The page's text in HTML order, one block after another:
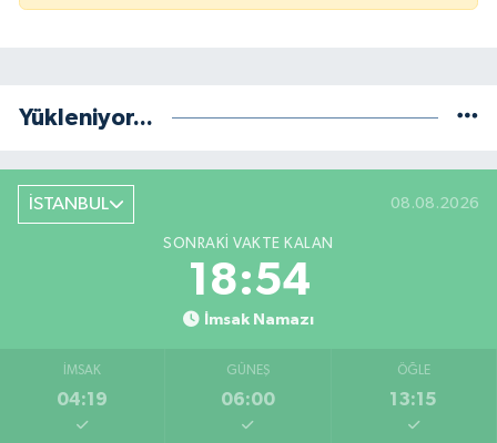
Yükleniyor...
İSTANBUL 08.08.2026
SONRAKI VAKTE KALAN
18:54
İmsak Namazı
İMSAK
04:19
GÜNEŞ
06:00
ÖĞLE
13:15